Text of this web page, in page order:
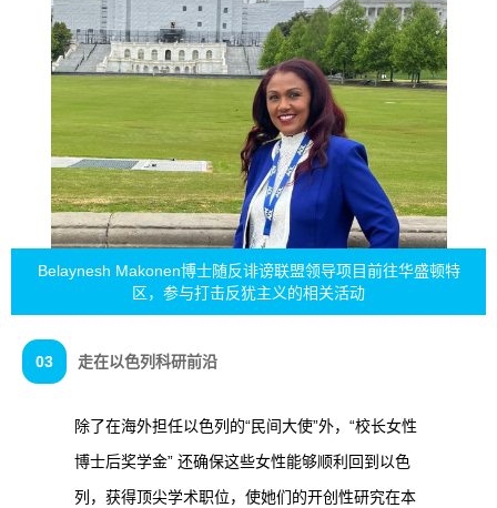
Belaynesh Makonen博士随反诽谤联盟领导项目前往华盛顿特
区，参与打击反犹主义的相关活动
03 走在以色列科研前沿
除了在海外担任以色列的“民间大使”外，“校长女性
博士后奖学金” 还确保这些女性能够顺利回到以色
列，获得顶尖学术职位，使她们的开创性研究在本